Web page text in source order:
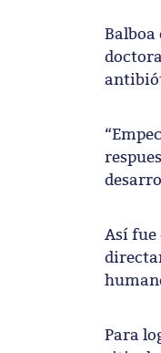
Así fue
Para